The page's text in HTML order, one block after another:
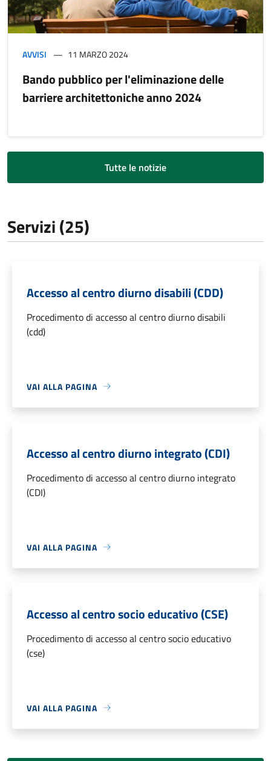
AVVISI 11 MARZO 2024
Bando pubblico per l'eliminazione delle
barriere architettoniche anno 2024
Tutte le notizie
Servizi (25)
Accesso al centro diurno disabili (CDD)
Procedimento di accesso al centro diurno disabili
(cdd)
VAI ALLA PAGINA
Accesso al centro diurno integrato (CDI)
Procedimento di accesso al centro diurno integrato
(CDI)
VAI ALLA PAGINA
Accesso al centro socio educativo (CSE)
Procedimento di accesso al centro socio educativo
(cse)
VAI ALLA PAGINA